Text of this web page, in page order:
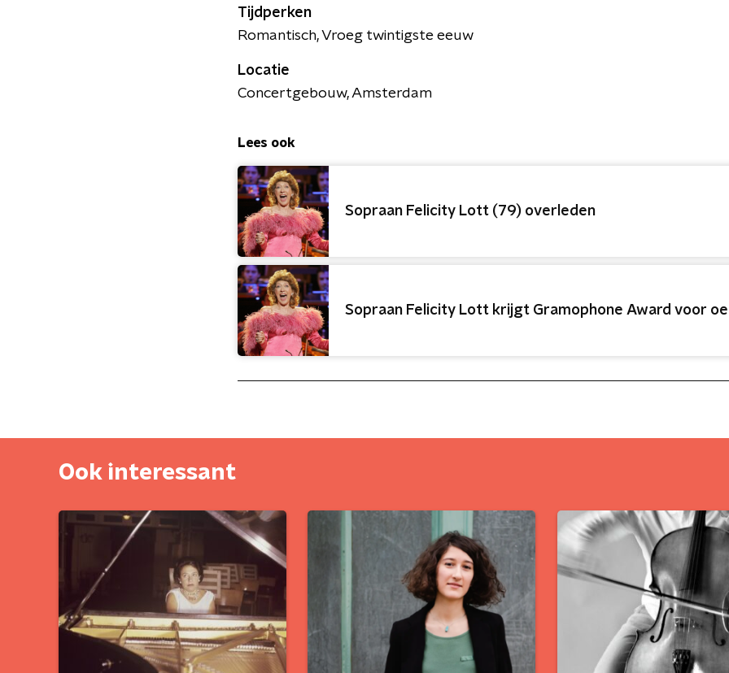
Tijdperken
Romantisch, Vroeg twintigste eeuw
Locatie
Concertgebouw, Amsterdam
Lees ook
Sopraan Felicity Lott (79) overleden
Sopraan Felicity Lott krijgt Gramophone Award voor
Ook interessant